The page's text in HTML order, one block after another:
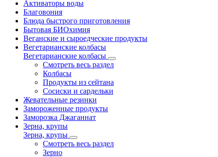
Активаторы воды
Благовония
Блюда быстрого приготовления
Бытовая БИОхимия
Веганские и сыроедческие продукты
Вегетарианские колбасы
Вегетарианские колбасы
Смотреть весь раздел
Колбасы
Продукты из сейтана
Сосиски и сардельки
Жевательные резинки
Замороженные продукты
Заморозка Джаганнат
Зерна, крупы
Зерна, крупы
Смотреть весь раздел
Зерно